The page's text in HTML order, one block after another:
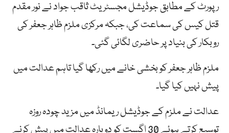
رپورٹ کے مطابق جوڈیشل مجسٹریٹ ثاقب جواد نے نور مقدم
قتل کیس کی سماعت کی، جبکہ مرکزی ملزم ظاہر جعفر کی
روبکار کی بنیاد پر حاضری لگائی گئی۔
ملزم ظاہر جعفر کو بخشی خانے میں رکھا گیا تاہم عدالت میں
پیش نہیں کیا گیا۔
عدالت نے ملزم کے جوڈیشل ریمانڈ میں مزید چودہ روزہ
توسیع کرتے ہوئے 30 اگست کو دوبارہ عدالت میں پیش کرنے